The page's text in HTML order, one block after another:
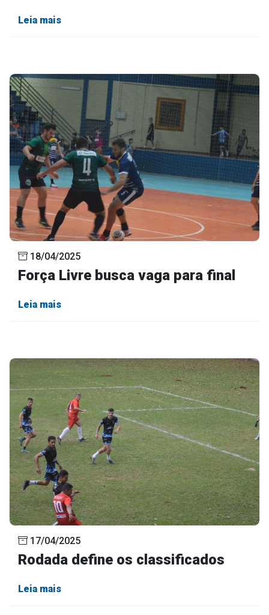
Leia mais
18/04/2025
Força Livre busca vaga para final
Leia mais
17/04/2025
Rodada define os classificados
Leia mais